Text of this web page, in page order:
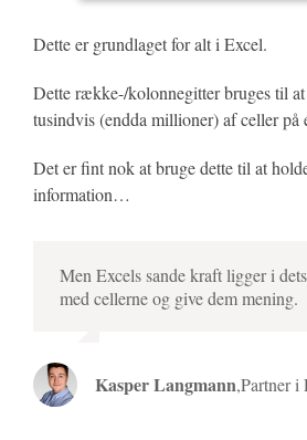
Dette er grundlaget for alt i Excel.
Dette række-/kolonnegitter bruges til
tusindvis (endda millioner) af celler på
Det er fint nok at bruge dette til at
information…
Men Excels sande kraft ligger i
med cellerne og give dem mening.
Kasper Langmann,Partner i